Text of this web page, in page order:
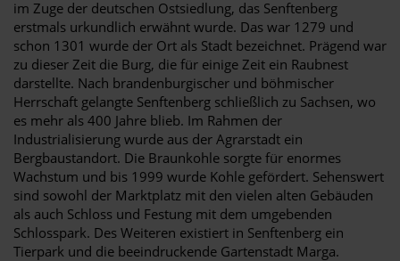
im Zuge der deutschen Ostsiedlung, das Senftenberg
erstmals urkundlich erwähnt wurde. Das war 1279 und
schon 1301 wurde der Ort als Stadt bezeichnet. Prägend war
zu dieser Zeit die Burg, die für einige Zeit ein Raubnest
darstellte. Nach brandenburgischer und böhmischer
Herrschaft gelangte Senftenberg schließlich zu Sachsen, wo
es mehr als 400 Jahre blieb. Im Rahmen der
Industrialisierung wurde aus der Agrarstadt ein
Bergbaustandort. Die Braunkohle sorgte für enormes
Wachstum und bis 1999 wurde Kohle gefördert. Sehenswert
sind sowohl der Marktplatz mit den vielen alten Gebäuden
als auch Schloss und Festung mit dem umgebenden
Schlosspark. Des Weiteren existiert in Senftenberg ein
Tierpark und die beeindruckende Gartenstadt Marga.